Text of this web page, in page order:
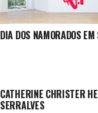
DIA DOS NAMORADOS
CATHERINE CHRISTER
SERRALVES